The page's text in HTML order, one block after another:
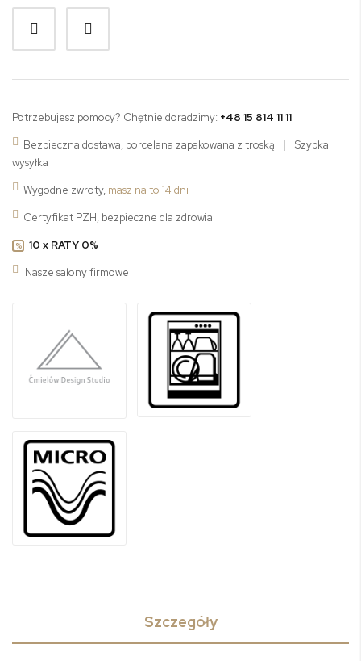
Potrzebujesz pomocy? Chętnie doradzimy: +48 15 814 11 11
Bezpieczna dostawa, porcelana zapakowana z troską
|
Szybka
wysyłka
Wygodne zwroty, masz na to 14 dni
Certyfikat PZH, bezpieczne dla zdrowia
%
10 x RATY 0%
Nasze salony firmowe
Szczegóły